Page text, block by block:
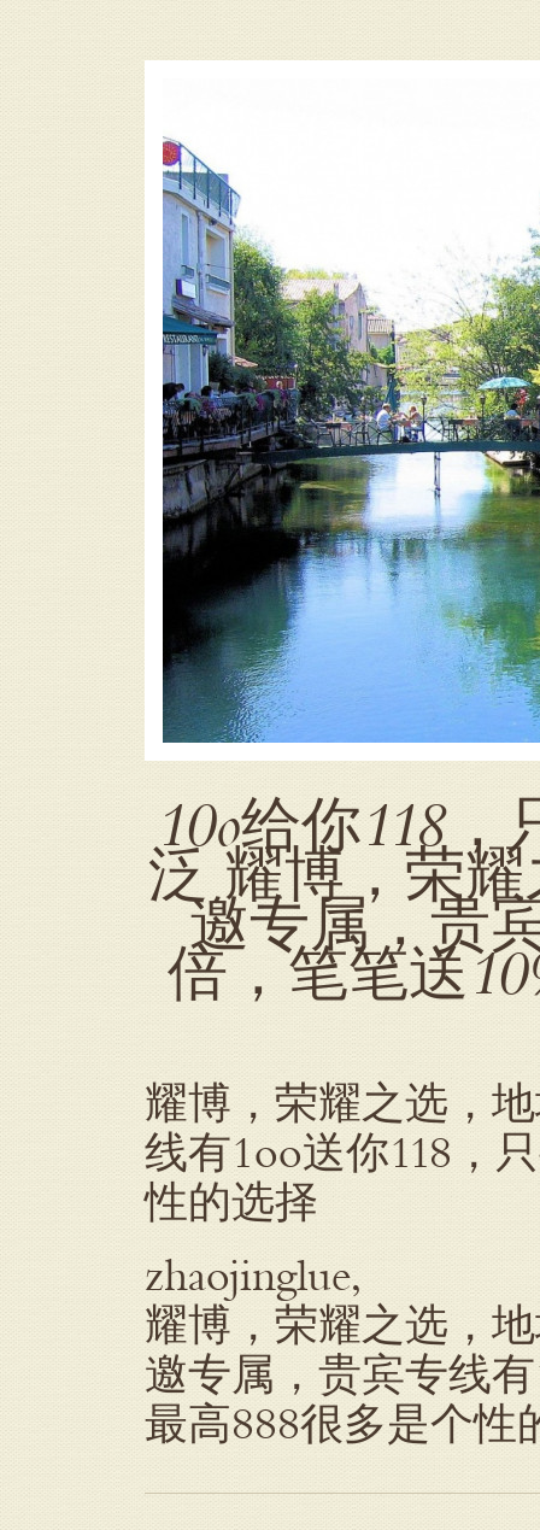
10o给你118
泛 耀博，荣耀
邀专属，贵
倍，笔笔送
耀博，荣耀之选，
线有1oo送你118，
性的选择
zhaojinglue,
耀博，荣耀之选，
邀专属，贵宾专线
最高888很多是个性